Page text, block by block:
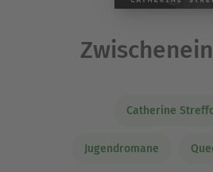
Catherine
Jugendromane